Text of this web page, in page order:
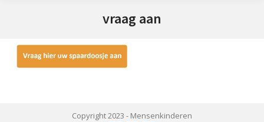
vraag aan
Copyright 2023 - Mensenkinderen